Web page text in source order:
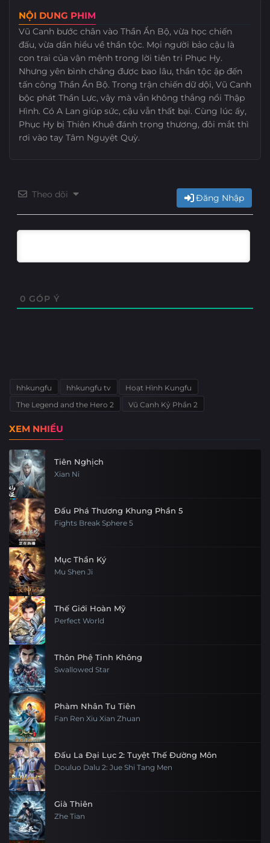
Tập 14 Tập 13
Tập 10 Tập 9 Tập 8 Tập 7
Tập 6 Tập 5 Tập 4 Tập 3
Tập 2 Tập 1
NỘI DUNG PHIM
Vũ Canh bước chân vào Thần Ẩn Bộ, vừa học chiến
đấu, vừa dần hiểu về thần tộc. Mọi người bảo cậu là
con trai của vận mệnh trong lời tiên tri Phục Hy.
Nhưng yên bình chẳng được bao lâu, thần tộc ập đến
tấn công Thần Ẩn Bộ. Trong trận chiến dữ dội, Vũ Canh
bộc phát Thần Lực, vậy mà vẫn không thắng nổi Thập
Hình. Có A Lan giúp sức, cậu vẫn thất bại. Cùng lúc ấy,
Phục Hy bị Thiên Khuê đánh trọng thương, đôi mắt thì
rơi vào tay Tâm Nguyệt Quỳ.
Theo dõi Đăng Nhập
0 GÓP Ý
hhkungfu hhkungfu tv
Hoạt Hình Kungfu
The Legend and the Hero 2
Vũ Canh Kỷ Phần 2
XEM NHIỀU
Tiên Nghịch
Xian Ni
Đấu Phá Thương Khung Phần 5
Fights Break Sphere 5
Mục Thần Ký
Mu Shen Ji
Thế Giới Hoàn Mỹ
Perfect World
Thôn Phệ Tinh Không
Swallowed Star
Phàm Nhân Tu Tiên
Fan Ren Xiu Xian Zhuan
Đấu La Đại Lục 2: Tuyệt Thế Đường Môn
Douluo Dalu 2: Jue Shi Tang Men
Già Thiên
Zhe Tian